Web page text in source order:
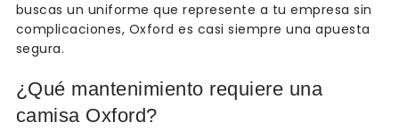
buscas un uniforme que represente a tu empresa sin
complicaciones, Oxford es casi siempre una apuesta
segura.
¿Qué mantenimiento requiere una
camisa Oxford?